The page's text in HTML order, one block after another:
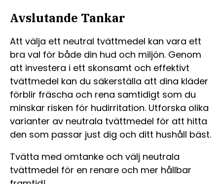
Avslutande Tankar
Att välja ett neutral tvättmedel kan vara ett
bra val för både din hud och miljön. Genom
att investera i ett skonsamt och effektivt
tvättmedel kan du säkerställa att dina kläder
förblir fräscha och rena samtidigt som du
minskar risken för hudirritation. Utforska olika
varianter av neutrala tvättmedel för att hitta
den som passar just dig och ditt hushåll bäst.
Tvätta med omtanke och välj neutrala
tvättmedel för en renare och mer hållbar